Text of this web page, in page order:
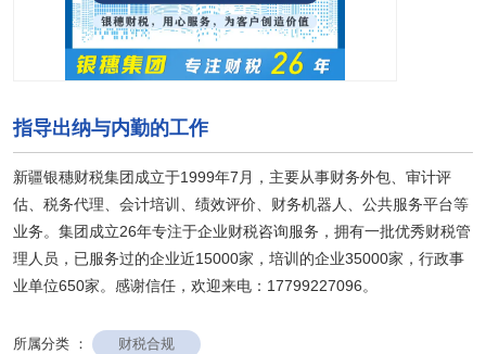
指导出纳与内勤的工作
新疆银穗财税集团成立于1999年7月，主要从事财务外包、审计评
估、税务代理、会计培训、绩效评价、财务机器人、公共服务平台等
业务。集团成立26年专注于企业财税咨询服务，拥有一批优秀财税管
理人员，已服务过的企业近15000家，培训的企业35000家，行政事
业单位650家。感谢信任，欢迎来电：17799227096。
所属分类 ： 财税合规